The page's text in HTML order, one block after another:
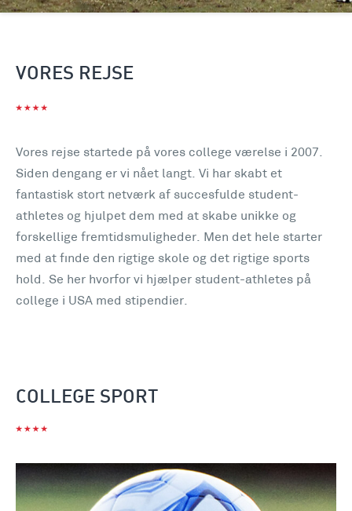
VORES REJSE
Vores rejse startede på vores college værelse i 2007.
Siden dengang er vi nået langt. Vi har skabt et
fantastisk stort netværk af succesfulde student-
athletes og hjulpet dem med at skabe unikke og
forskellige fremtidsmuligheder. Men det hele starter
med at finde den rigtige skole og det rigtige sports
hold. Se her hvorfor vi hjælper student-athletes på
college i USA med stipendier.
COLLEGE SPORT